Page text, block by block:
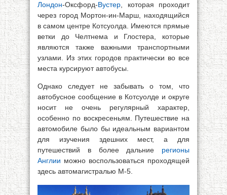
Лондон-Оксфорд-Вустер, которая проходит
через город Мортон-ин-Марш, находящийся
в самом центре Котсуолда. Имеются прямые
ветки до Челтнема и Глостера, которые
являются также важными транспортными
узлами. Из этих городов практически во все
места курсируют автобусы.
Однако следует не забывать о том, что
автобусное сообщение в Котсуолде и округе
носит не очень регулярный характер,
особенно по воскресеньям. Путешествие на
автомобиле было бы идеальным вариантом
для изучения здешних мест, а для
путешествий в более дальние регионы
Англии можно воспользоваться проходящей
здесь автомагистралью М-5.